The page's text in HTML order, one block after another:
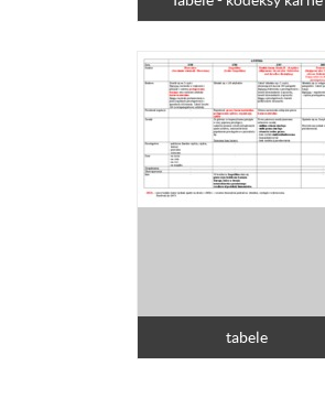
tabele